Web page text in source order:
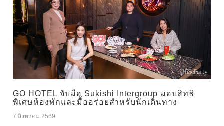
GO HOTEL จับมือ Sukishi Intergroup มอบสิทธิ
พิเศษห้องพักและมื้ออร่อยสำหรับนักเดินทาง
7 สิงหาคม 2569